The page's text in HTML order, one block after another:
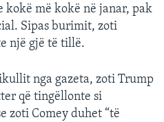
më kokë në janar, pak
Sipas burimit, zoti
një gjë të tillë.
nga gazeta, zoti Trump
që tingëllonte si
zoti Comey duhet “të